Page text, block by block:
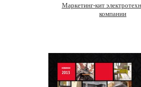
Маркетинг-кит
компании